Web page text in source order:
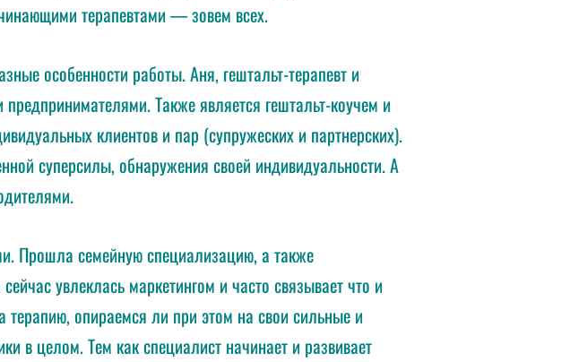
терапевтами — зовем всех.
особенности работы. Аня, гештальт-терапевт и
Также является гештальт-коучем и
клиентов и пар (супружеских и партнерских).
суперсилы, обнаружения своей индивидуальности. А
Прошла семейную специализацию, а также
увлеклась маркетингом и часто связывает что и
опираемся ли при этом на свои сильные и
в целом. Тем как специалист начинает и развивает